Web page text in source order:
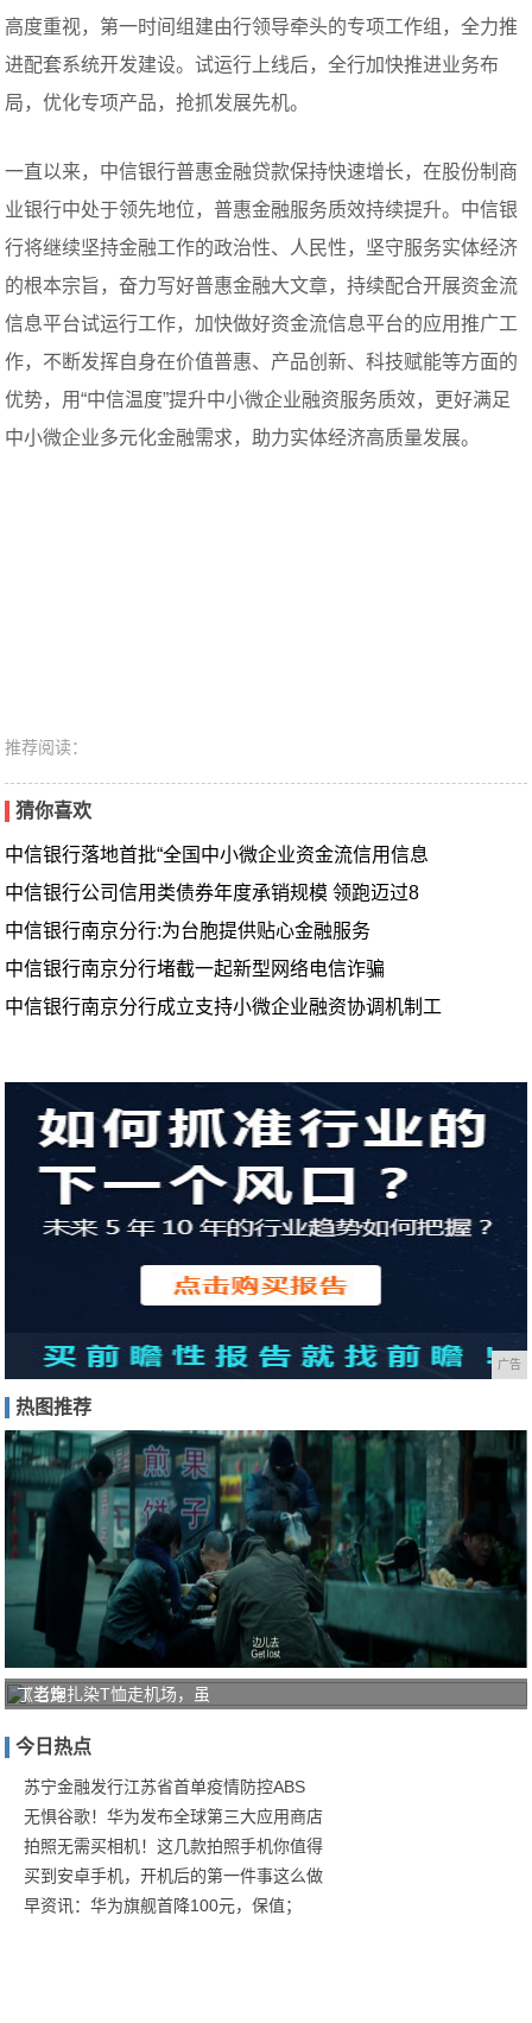
高度重视，第一时间组建由行领导牵头的专项工作组，全力推
进配套系统开发建设。试运行上线后，全行加快推进业务布
局，优化专项产品，抢抓发展先机。
一直以来，中信银行普惠金融贷款保持快速增长，在股份制商
业银行中处于领先地位，普惠金融服务质效持续提升。中信银
行将继续坚持金融工作的政治性、人民性，坚守服务实体经济
的根本宗旨，奋力写好普惠金融大文章，持续配合开展资金流
信息平台试运行工作，加快做好资金流信息平台的应用推广工
作，不断发挥自身在价值普惠、产品创新、科技赋能等方面的
优势，用“中信温度”提升中小微企业融资服务质效，更好满足
中小微企业多元化金融需求，助力实体经济高质量发展。
推荐阅读：
猜你喜欢
中信银行落地首批“全国中小微企业资金流信用信息
中信银行公司信用类债券年度承销规模 领跑迈过8
中信银行南京分行:为台胞提供贴心金融服务
中信银行南京分行堵截一起新型网络电信诈骗
中信银行南京分行成立支持小微企业融资协调机制工
广告
热图推荐
《老炮
气氛美
学下的
丁当穿扎染T恤走机场，虽
今日热点
苏宁金融发行江苏省首单疫情防控ABS
无惧谷歌！华为发布全球第三大应用商店
拍照无需买相机！这几款拍照手机你值得
买到安卓手机，开机后的第一件事这么做
早资讯：华为旗舰首降100元，保值；